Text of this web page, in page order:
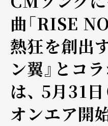
曲「RISE
熱狂を創出
ン翼』とコ
は、 5月31日
オンエア開